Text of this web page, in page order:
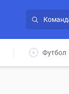
Футбол